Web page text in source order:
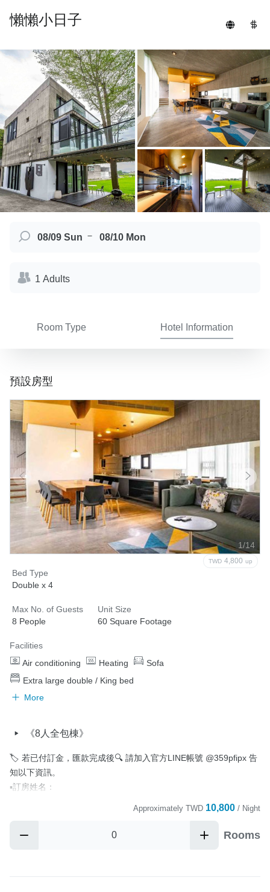
懶懶小日子
08/09 Sun － 08/10 Mon
1 Adults
Room Type Hotel Information
預設房型
1/14
TWD 4,800 up
Bed Type
Double x 4
Max No. of Guests
8 People
Unit Size
60 Square Footage
Facilities
Air conditioning
Heating
Sofa
Extra large double / King bed
More
《8人全包棟》
🏷️ 若已付訂金，匯款完成後🔍 請加入官方LINE帳號 @359pfipx 告
知以下資訊。
▪️訂房姓名：
Approximately TWD 10,800 / Night
Rooms